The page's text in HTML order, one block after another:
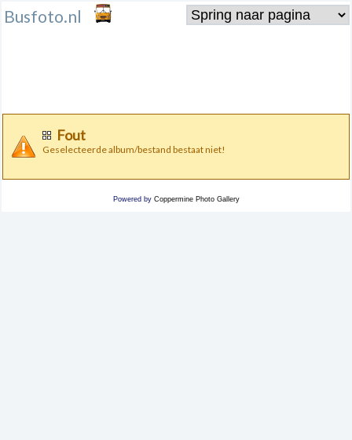
Busfoto.nl
Fout
Geselecteerde album/bestand bestaat niet!
Powered by Coppermine Photo Gallery